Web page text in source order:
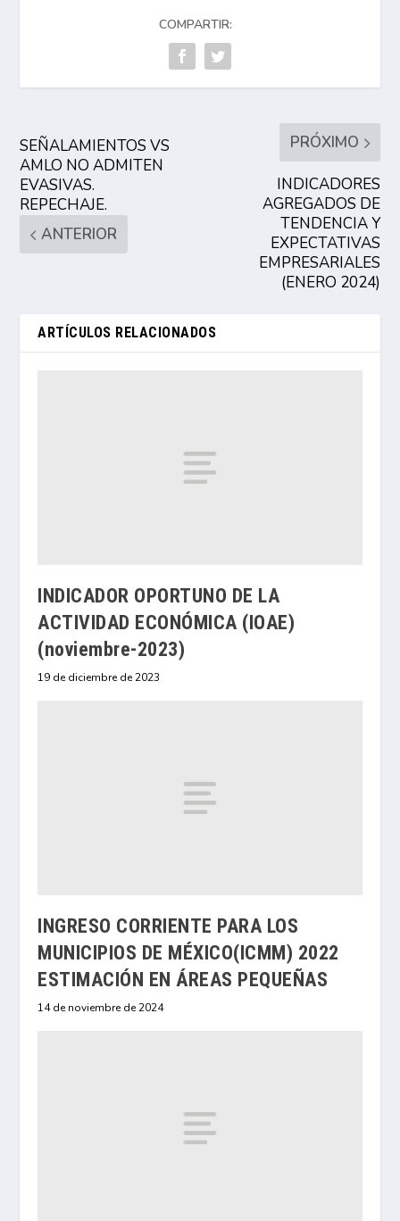
COMPARTIR:
SEÑALAMIENTOS VS
AMLO NO ADMITEN
EVASIVAS.
REPECHAJE.
ANTERIOR
PRÓXIMO
INDICADORES
AGREGADOS DE
TENDENCIA Y
EXPECTATIVAS
EMPRESARIALES
(ENERO 2024)
ARTÍCULOS RELACIONADOS
INDICADOR OPORTUNO DE LA
ACTIVIDAD ECONÓMICA (IOAE)
(noviembre-2023)
19 de diciembre de 2023
INGRESO CORRIENTE PARA LOS
MUNICIPIOS DE MÉXICO(ICMM) 2022
ESTIMACIÓN EN ÁREAS PEQUEÑAS
14 de noviembre de 2024